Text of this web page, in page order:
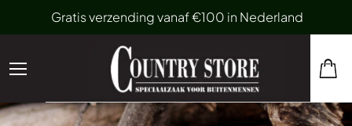
Gratis verzending vanaf €100 in Nederland